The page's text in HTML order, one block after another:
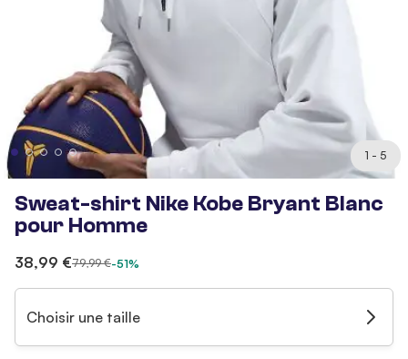
1 - 5
Sweat-shirt Nike Kobe Bryant Blanc
pour Homme
38,99 €79,99 €-51%
Choisir une taille